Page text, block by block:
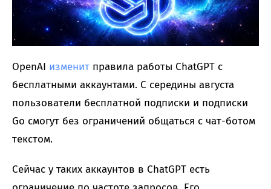
OpenAI изменит правила работы ChatGPT с
бесплатными аккаунтами. С середины августа
пользователи бесплатной подписки и подписки
Go смогут без ограничений общаться с чат-ботом
текстом.
Сейчас у таких аккаунтов в ChatGPT есть